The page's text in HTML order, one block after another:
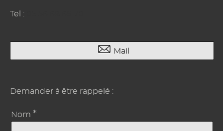
Tel :
Mail
Demander à être rappelé :
Nom *